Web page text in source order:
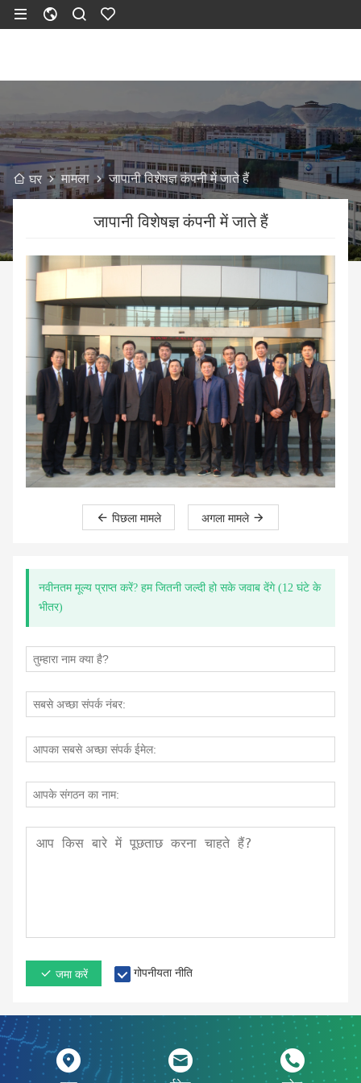
घर मामला जापानी विशेषज्ञ कंपनी में जाते हैं
जापानी विशेषज्ञ कंपनी में जाते हैं
पिछला मामले अगला मामले
नवीनतम मूल्य प्राप्त करें? हम जितनी जल्दी हो सके जवाब देंगे (12 घंटे के
भीतर)
जमा करें गोपनीयता नीति